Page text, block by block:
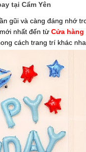
tại Cẩm Yên
gũi và càng đáng nhớ
nhất đến từ Cửa hàng
cách trang trí khác